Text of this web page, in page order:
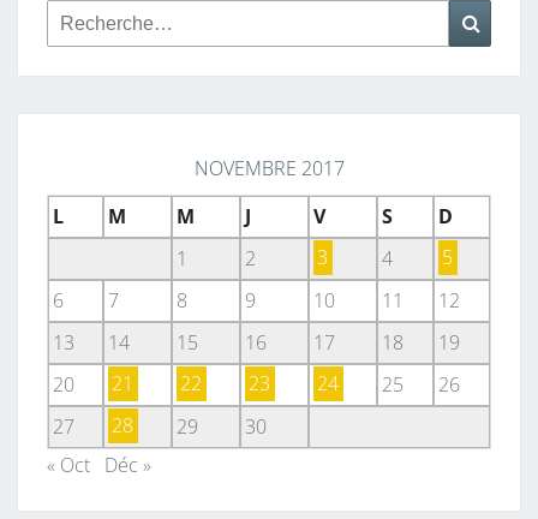
Rechercher :
NOVEMBRE 2017
L
M M J V S
D
1
2 3 4
5
6
7 8 9 10 11
12
13
14 15 16 17 18
19
20
21 22 23 24 25
26
27
28 29
30
« Oct Déc »